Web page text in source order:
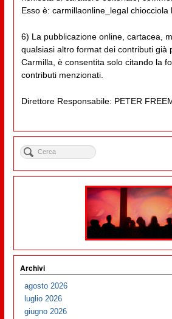
Esso è: carmillaonline_legal chiocciola
6) La pubblicazione online, cartacea,
qualsiasi altro format dei contributi già
Carmilla, è consentita solo citando la
contributi menzionati.
Direttore Responsabile: PETER
Archivi
agosto 2026
luglio 2026
giugno 2026